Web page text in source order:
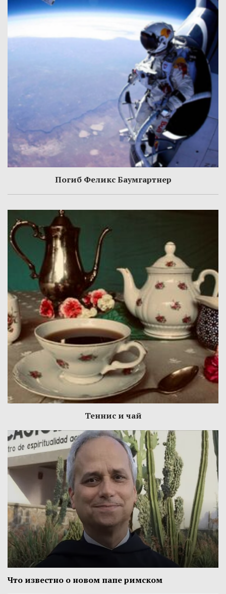
Погиб Феликс Баумгартнер
Теннис и чай
Что известно о новом папе римском